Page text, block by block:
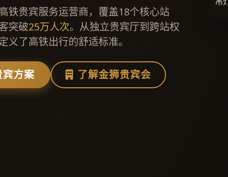
铁贵宾服务运营商，覆盖18个核心站
突破25万人次。从独立贵宾厅到跨站权
义了高铁出行的舒适标准。
宾方案 了解金狮贵宾会